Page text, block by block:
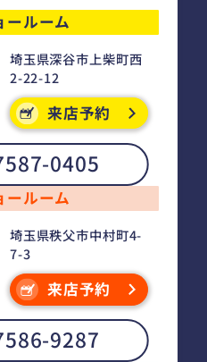
ールーム
埼玉県深谷市上柴町西
2-22-12
来店予約
0405
ールーム
埼玉県秩父市中村町4-
7-3
来店予約
9287